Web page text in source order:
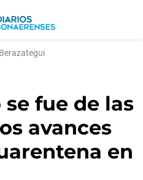
Berazategui
se fue de las
avances
en